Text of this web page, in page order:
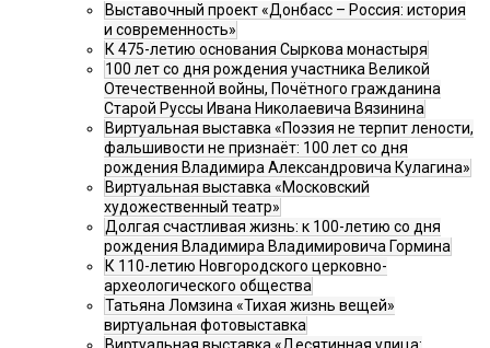
Выставочный проект «Донбасс – Россия: история
и современность»
К 475-летию основания Сыркова монастыря
100 лет со дня рождения участника Великой
Отечественной войны, Почётного гражданина
Старой Руссы Ивана Николаевича Вязинина
Виртуальная выставка «Поэзия не терпит лености,
фальшивости не признаёт: 100 лет со дня
рождения Владимира Александровича Кулагина»
Виртуальная выставка «Московский
художественный театр»
Долгая счастливая жизнь: к 100-летию со дня
рождения Владимира Владимировича Гормина
К 110-летию Новгородского церковно-
археологического общества
Татьяна Ломзина «Тихая жизнь вещей»
виртуальная фотовыставка